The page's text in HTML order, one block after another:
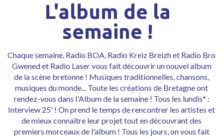
L'album de la
semaine !
Chaque semaine, Radio BOA, Radio Kreiz Breizh et Radio Bro
Gwened et Radio Laser vous fait découvrir un nouvel album
de la scène bretonne ! Musiques traditionnelles, chansons,
musiques du monde... Toute les créations de Bretagne ont
rendez-vous dans l'Album de la semaine ! Tous les lundis* :
Interview 25' ! On prend le temps de rencontrer les artistes et
de mieux connaître leur projet tout en découvrant des
premiers morceaux de l'album ! Tous les jours, on vous fait